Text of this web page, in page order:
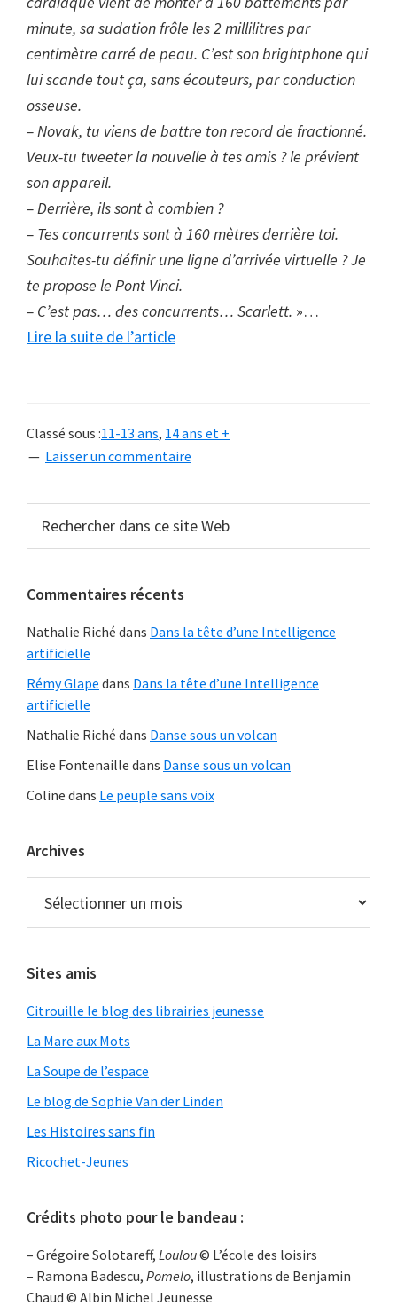
minute, sa sudation frôle les 2 millilitres par
centimètre carré de peau. C’est son brightphone qui
lui scande tout ça, sans écouteurs, par conduction
osseuse.
– Novak, tu viens de battre ton record de fractionné.
Veux-tu tweeter la nouvelle à tes amis ? le prévient
son appareil.
– Derrière, ils sont à combien ?
– Tes concurrents sont à 160 mètres derrière toi.
Souhaites-tu définir une ligne d’arrivée virtuelle ? Je
te propose le Pont Vinci.
– C’est pas… des concurrents… Scarlett. »…
Lire la suite de l’articleà
murmurait
à
des
Classé sous :11-13 ans, 14 ans et +
Laisser un commentaire
Barre
latérale
dans
ce
Web
Commentaires récents
Nathalie Riché dans Dans la tête d’une Intelligence
artificielle
Rémy Glape dans Dans la tête d’une Intelligence
artificielle
Nathalie Riché dans Danse sous un volcan
Elise Fontenaille dans Danse sous un volcan
Coline dans Le peuple sans voix
Archives
Sites amis
Citrouille le blog des librairies jeunesse
La Mare aux Mots
La Soupe de l’espace
Le blog de Sophie Van der Linden
Les Histoires sans fin
Ricochet-Jeunes
Crédits photo pour le bandeau :
– Grégoire Solotareff, Loulou© L’école des loisirs
– Ramona Badescu, Pomelo, illustrations de Benjamin
Chaud © Albin Michel Jeunesse